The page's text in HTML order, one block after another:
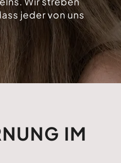
jeder von uns
IM